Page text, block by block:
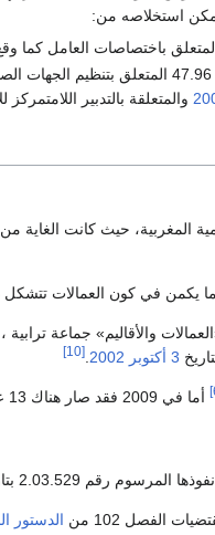
يمكن استخلاصه من:
باختصاصات العامل كما
والمتعلقة بالتدبير اللامتمركز
حيث كانت الغاية
يكمن في كون العمالات تتشكل
3 أكتوبر 2002
.
[10]
أما في 2009 فقد صار هناك 13 عمالة و62 إقليما.
رقم 2.03.529 بتاريخ
الفصل 102 من الدستور